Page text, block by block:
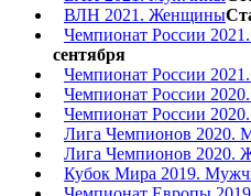
ВЛН 2021. Женщины
Чемпионат России
сентября
Чемпионат России
Чемпионат России
Чемпионат России
Лига Чемпионов 2020.
Лига Чемпионов 2020.
Кубок Мира 2019.